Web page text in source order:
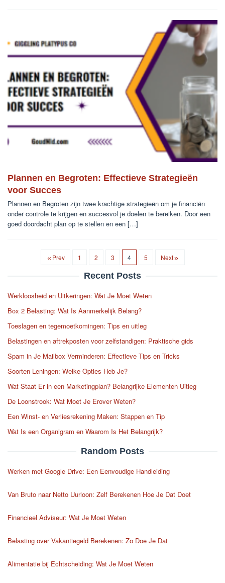
Plannen en Begroten: Effectieve Strategieën
voor Succes
Plannen en Begroten zijn twee krachtige strategieën om je financiën
onder controle te krijgen en succesvol je doelen te bereiken. Door een
goed doordacht plan op te stellen en een […]
Prev 1 2 3 4 5 Next
Recent Posts
Werkloosheid en Uitkeringen: Wat Je Moet Weten
Box 2 Belasting: Wat Is Aanmerkelijk Belang?
Toeslagen en tegemoetkomingen: Tips en uitleg
Belastingen en aftrekposten voor zelfstandigen: Praktische gids
Spam in Je Mailbox Verminderen: Effectieve Tips en Tricks
Soorten Leningen: Welke Opties Heb Je?
Wat Staat Er in een Marketingplan? Belangrijke Elementen Uitleg
De Loonstrook: Wat Moet Je Erover Weten?
Een Winst- en Verliesrekening Maken: Stappen en Tip
Wat Is een Organigram en Waarom Is Het Belangrijk?
Random Posts
Werken met Google Drive: Een Eenvoudige Handleiding
Van Bruto naar Netto Uurloon: Zelf Berekenen Hoe Je Dat Doet
Financieel Adviseur: Wat Je Moet Weten
Belasting over Vakantiegeld Berekenen: Zo Doe Je Dat
Alimentatie bij Echtscheiding: Wat Je Moet Weten